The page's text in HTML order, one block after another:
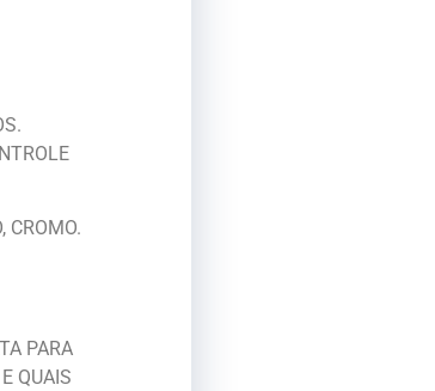
CROMO.
PARA
QUAIS